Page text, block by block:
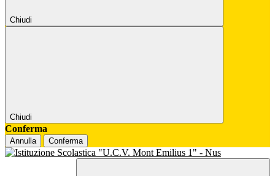
Chiudi
Chiudi
Conferma
Annulla Conferma